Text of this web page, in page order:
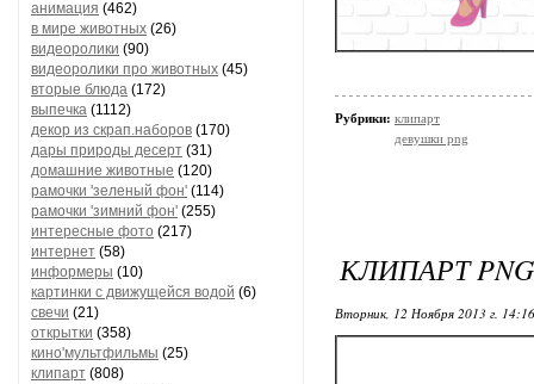
анимация (462)
в мире животных (26)
видеоролики (90)
видеоролики про животных (45)
вторые блюда (172)
выпечка (1112)
декор из скрап.наборов (170)
дары природы десерт (31)
домашние животные (120)
рамочки 'зеленый фон' (114)
рамочки 'зимний фон' (255)
интересные фото (217)
интернет (58)
информеры (10)
картинки с движущейся водой (6)
свечи (21)
открытки (358)
кино'мультфильмы (25)
клипарт (808)
Рубрики: клипарт
девушки png
КЛИПАРТ
Вторник, 12 Ноября 2013 г.